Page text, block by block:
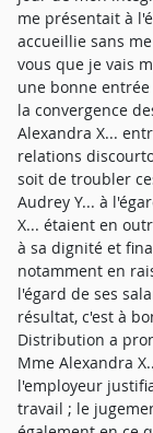
me présentait à
accueillie sans
vous que je vais
une bonne
la convergence
Alexandra X...
relations
soit de troubler
Audrey Y... à
X... étaient en
à sa dignité et
notamment en
l'égard de ses
résultat, c'est à
Distribution a
Mme Alexandra
l'employeur
travail ; le